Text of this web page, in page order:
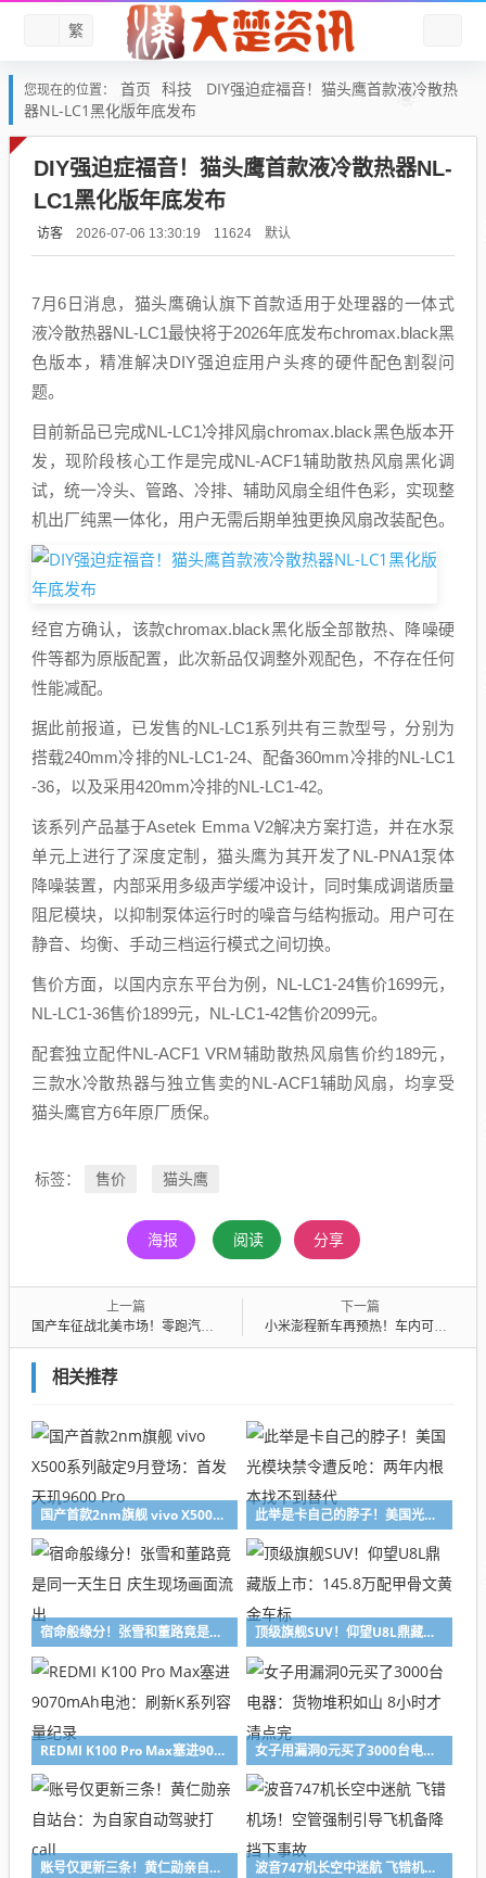
繁
您现在的位置： 首页 科技
DIY强迫症福音！猫头鹰首款液冷散热
器NL-LC1黑化版年底发布
DIY强迫症福音！猫头鹰首款液冷散热器NL-
LC1黑化版年底发布
访客 2026-07-06 13:30:19 11624 默认
7月6日消息，猫头鹰确认旗下首款适用于处理器的一体式
液冷散热器NL-LC1最快将于2026年底发布chromax.black黑
色版本，精准解决DIY强迫症用户头疼的硬件配色割裂问
题。
目前新品已完成NL-LC1冷排风扇chromax.black黑色版本开
发，现阶段核心工作是完成NL-ACF1辅助散热风扇黑化调
试，统一冷头、管路、冷排、辅助风扇全组件色彩，实现整
机出厂纯黑一体化，用户无需后期单独更换风扇改装配色。
经官方确认，该款chromax.black黑化版全部散热、降噪硬
件等都为原版配置，此次新品仅调整外观配色，不存在任何
性能减配。
据此前报道，已发售的NL-LC1系列共有三款型号，分别为
搭载240mm冷排的NL-LC1-24、配备360mm冷排的NL-LC1
-36，以及采用420mm冷排的NL-LC1-42。
该系列产品基于Asetek Emma V2解决方案打造，并在水泵
单元上进行了深度定制，猫头鹰为其开发了NL-PNA1泵体
降噪装置，内部采用多级声学缓冲设计，同时集成调谐质量
阻尼模块，以抑制泵体运行时的噪音与结构振动。用户可在
静音、均衡、手动三档运行模式之间切换。
售价方面，以国内京东平台为例，NL-LC1-24售价1699元，
NL-LC1-36售价1899元，NL-LC1-42售价2099元。
配套独立配件NL-ACF1 VRM辅助散热风扇售价约189元，
三款水冷散热器与独立售卖的NL-ACF1辅助风扇，均享受
猫头鹰官方6年原厂质保。
标签： 售价 猫头鹰
海报 阅读 分享
上一篇
国产车征战北美市场！零跑汽车正式登陆墨西哥 首发车型B10
下一篇
小米澎程新车再预热！车内可变空间设计曝光：一键切换工作室、咖啡馆
相关推荐
国产首款2nm旗舰 vivo X500系列敲定9月登场：首发天玑9600 Pro 此举是卡自己的脖子！美国光模块禁令遭反呛：两年内根本找不到替代
宿命般缘分！张雪和董路竟是同一天生日 庆生现场画面流出 顶级旗舰SUV！仰望U8L鼎藏版上市：145.8万配甲骨文黄金车标
REDMI K100 Pro Max塞进9070mAh电池：刷新K系列容量纪录 女子用漏洞0元买了3000台电器：货物堆积如山 8小时才清点完
账号仅更新三条！黄仁勋亲自站台：为自家自动驾驶打call 波音747机长空中迷航 飞错机场！空管强制引导飞机备降 挡下事故